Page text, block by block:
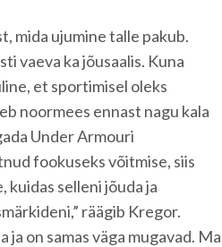
mida ujumine talle pakub.
vaeva ka jõusaalis. Kuna
et sportimisel oleks
noormees ennast nagu kala
Under Armouri
fookuseks võitmise, siis
selleni jõuda ja
räägib Kregor.
on samas väga mugavad. Ma